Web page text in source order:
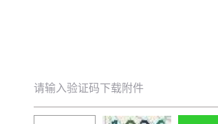
请输入验证码下载附件